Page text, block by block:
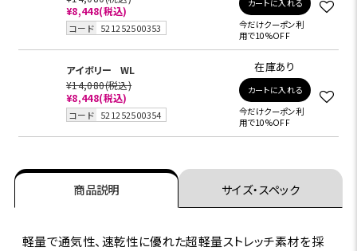
¥8,448(税込)
コード 521252500353
カートに入れる
今だけクーポン利
用で10%OFF
アイボリー
WL
¥14,080(税込)
¥8,448(税込)
コード 521252500354
在庫あり
カートに入れる
今だけクーポン利
用で10%OFF
商品説明 サイズ・スペック
軽量で通気性、速乾性に優れた超軽量ストレッチ素材を採